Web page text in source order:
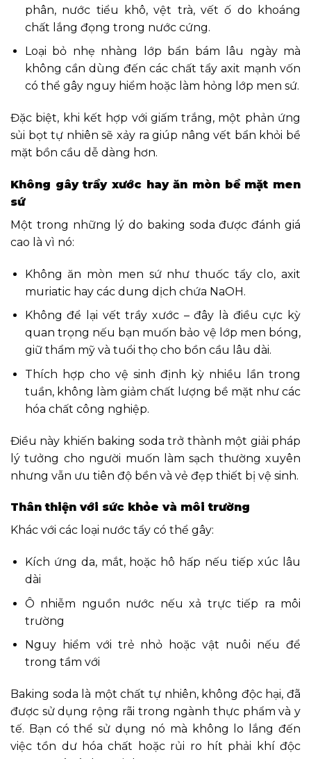
phân, nước tiểu khô, vệt trà, vết ố do khoáng
chất lắng đọng trong nước cứng.
Loại bỏ nhẹ nhàng lớp bẩn bám lâu ngày mà
không cần dùng đến các chất tẩy axit mạnh vốn
có thể gây nguy hiểm hoặc làm hỏng lớp men sứ.
Đặc biệt, khi kết hợp với giấm trắng, một phản ứng
sủi bọt tự nhiên sẽ xảy ra giúp nâng vết bẩn khỏi bề
mặt bồn cầu dễ dàng hơn.
Không gây trầy xước hay ăn mòn bề mặt men
sứ
Một trong những lý do baking soda được đánh giá
cao là vì nó:
Không ăn mòn men sứ như thuốc tẩy clo, axit
muriatic hay các dung dịch chứa NaOH.
Không để lại vết trầy xước – đây là điều cực kỳ
quan trọng nếu bạn muốn bảo vệ lớp men bóng,
giữ thẩm mỹ và tuổi thọ cho bồn cầu lâu dài.
Thích hợp cho vệ sinh định kỳ nhiều lần trong
tuần, không làm giảm chất lượng bề mặt như các
hóa chất công nghiệp.
Điều này khiến baking soda trở thành một giải pháp
lý tưởng cho người muốn làm sạch thường xuyên
nhưng vẫn ưu tiên độ bền và vẻ đẹp thiết bị vệ sinh.
Thân thiện với sức khỏe và môi trường
Khác với các loại nước tẩy có thể gây:
Kích ứng da, mắt, hoặc hô hấp nếu tiếp xúc lâu
dài
Ô nhiễm nguồn nước nếu xả trực tiếp ra môi
trường
Nguy hiểm với trẻ nhỏ hoặc vật nuôi nếu để
trong tầm với
Baking soda là một chất tự nhiên, không độc hại, đã
được sử dụng rộng rãi trong ngành thực phẩm và y
tế. Bạn có thể sử dụng nó mà không lo lắng đến
việc tồn dư hóa chất hoặc rủi ro hít phải khí độc